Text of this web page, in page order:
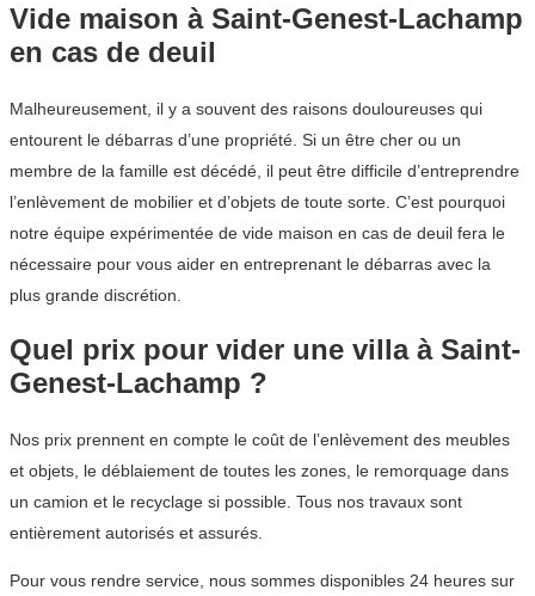
Vide maison à Saint-Genest-Lachamp
en cas de deuil
Malheureusement, il y a souvent des raisons douloureuses qui
entourent le débarras d’une propriété. Si un être cher ou un
membre de la famille est décédé, il peut être difficile d’entreprendre
l’enlèvement de mobilier et d’objets de toute sorte. C’est pourquoi
notre équipe expérimentée de vide maison en cas de deuil fera le
nécessaire pour vous aider en entreprenant le débarras avec la
plus grande discrétion.
Quel prix pour vider une villa à Saint-
Genest-Lachamp ?
Nos prix prennent en compte le coût de l’enlèvement des meubles
et objets, le déblaiement de toutes les zones, le remorquage dans
un camion et le recyclage si possible. Tous nos travaux sont
entièrement autorisés et assurés.
Pour vous rendre service, nous sommes disponibles 24 heures sur